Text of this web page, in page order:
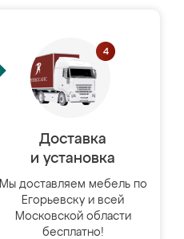
Доставка
и установка
Мы доставляем мебель по
Егорьевску и всей
Московской области
бесплатно!